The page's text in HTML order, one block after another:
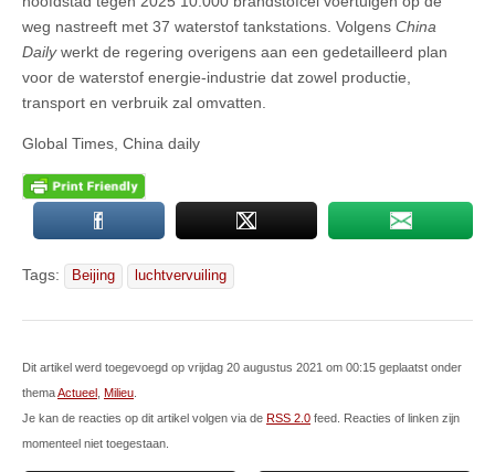
weg nastreeft met 37 waterstof tankstations. Volgens China
Dailywerkt de regering overigens aan een gedetailleerd plan
voor de waterstof energie-industrie dat zowel productie,
transport en verbruik zal omvatten.
Global Times, China daily
Tags: Beijing luchtvervuiling
Dit artikel werd toegevoegd op vrijdag 20 augustus 2021 om 00:15 geplaatst onder
themaActueel Milieu
Je kan de reacties op dit artikel volgen via de RSS 2.0 feed. Reacties of linken zijn
momenteel niet toegestaan.